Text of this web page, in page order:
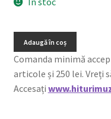
Adaugă în coș
Comanda minimă
articole și 250 lei. Vreți
Accesați